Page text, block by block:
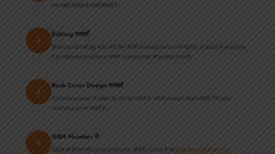
एक अच्छी किताब ही अच्छी बिकती है।
2
Editing करवाएँ
Manuscript को खुद edit करें, फिर किसी trusted person से पढ़वाएँ। Astitva Prakashan
में professional editors आपकी manuscript को polish करते हैं।
3
Book Cover Design बनवाएँ
Attractive cover से sales 3x तक बढ़ सकती हैं। हमारी design team आपके लिए eye-
catching cover बनाती है।
4
ISBN Number लें
ISBN हर किताब की unique identity होती है। India में यह Raja Ram Mohan Roy